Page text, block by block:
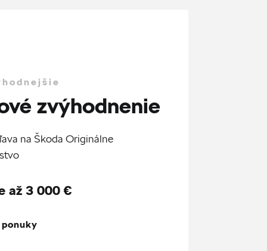
zvýhodnenie
na Škoda Originálne
až 3 000 €